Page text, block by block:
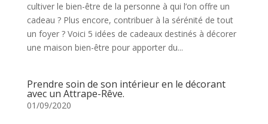
cultiver le bien-être de la personne à qui l’on offre un
cadeau ? Plus encore, contribuer à la sérénité de tout
un foyer ? Voici 5 idées de cadeaux destinés à décorer
une maison bien-être pour apporter du...
Prendre soin de son intérieur en le décorant
avec un Attrape-Rêve.
01/09/2020